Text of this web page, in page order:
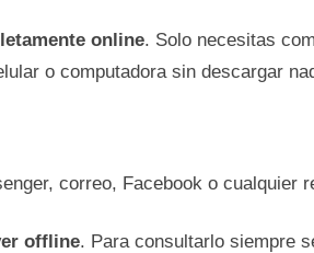
online. Solo necesitas
o computadora sin descargar
correo, Facebook o cualquier
offline. Para consultarlo siempre